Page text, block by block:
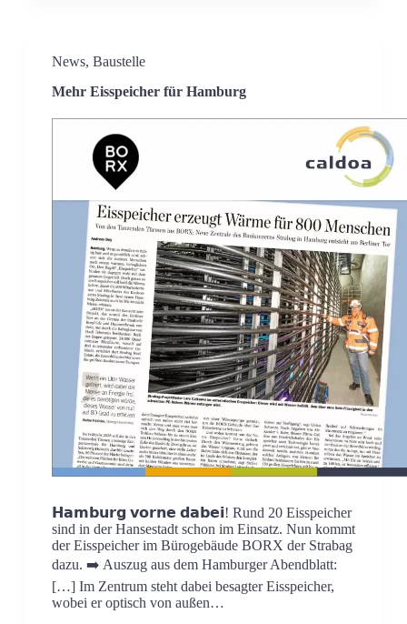
News, Baustelle
Mehr Eisspeicher für Hamburg
𝗛𝗮𝗺𝗯𝘂𝗿𝗴 𝘃𝗼𝗿𝗻𝗲 𝗱𝗮𝗯𝗲𝗶! Rund 20 Eisspeicher
sind in der Hansestadt schon im Einsatz. Nun kommt
der Eisspeicher im Bürogebäude BORX der Strabag
dazu. ➡️ Auszug aus dem Hamburger Abendblatt:
[…] Im Zentrum steht dabei besagter Eisspeicher,
wobei er optisch von außen…